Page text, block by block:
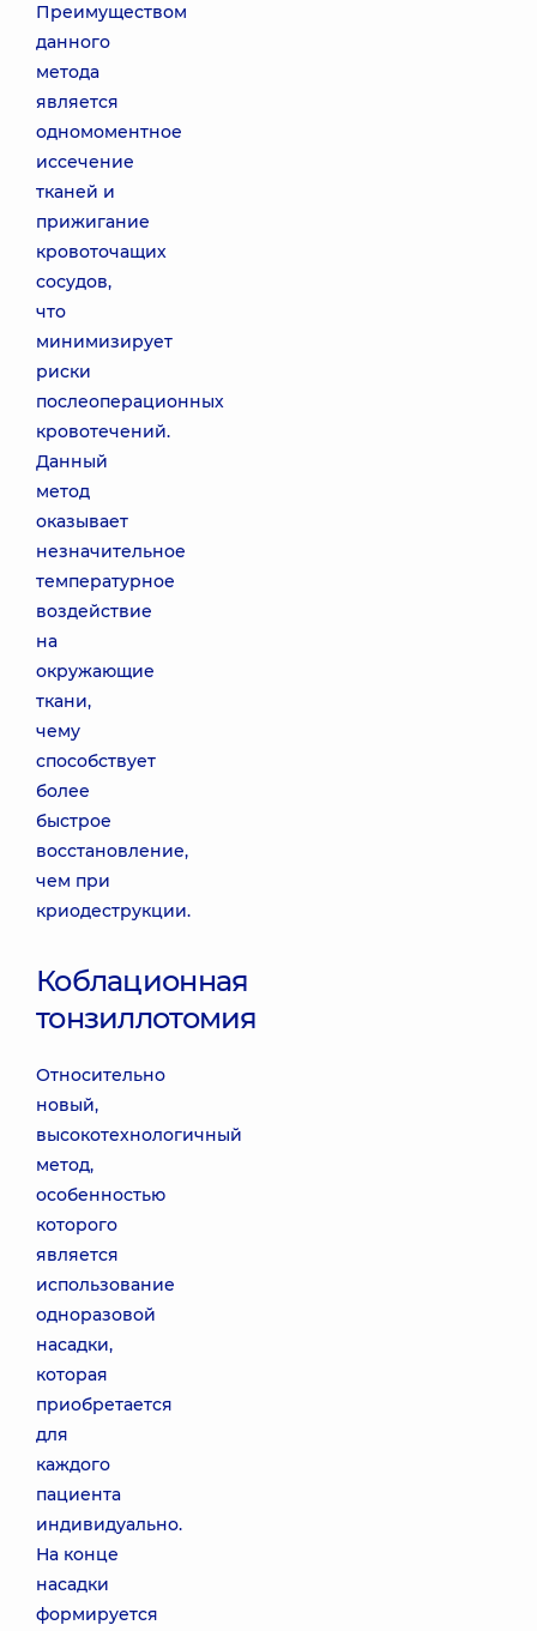
Преимуществом
данного
метода
является
одномоментное
иссечение
тканей и
прижигание
кровоточащих
сосудов,
что
минимизирует
риски
послеоперационных
кровотечений.
Данный
метод
оказывает
незначительное
температурное
воздействие
на
окружающие
ткани,
чему
способствует
более
быстрое
восстановление,
чем при
криодеструкции.
Коблационная
тонзиллотомия
Относительно
новый,
высокотехнологичный
метод,
особенностью
которого
является
использование
одноразовой
насадки,
которая
приобретается
для
каждого
пациента
индивидуально.
На конце
насадки
формируется